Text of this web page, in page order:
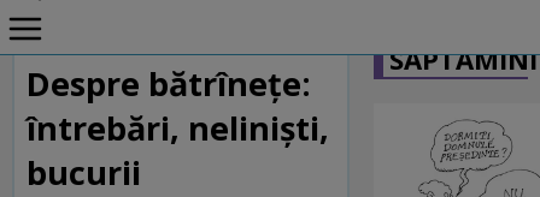
Home
Dileme on-line
Despre bătrînețe:
întrebări, neliniști,
bucurii